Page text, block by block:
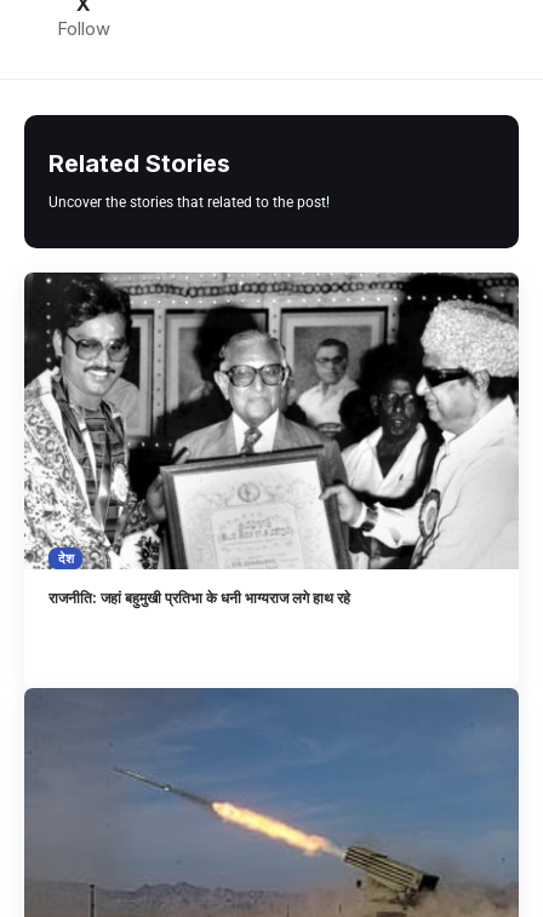
Follow
Related Stories
Uncover the stories that related to the post!
देश
राजनीति: जहां बहुमुखी प्रतिभा के धनी भाग्यराज लगे हाथ रहे